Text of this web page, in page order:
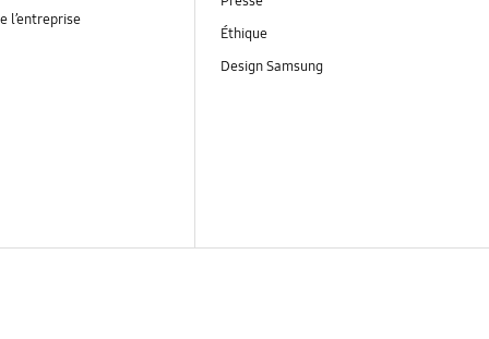
l’entreprise
Éthique
Design Samsung